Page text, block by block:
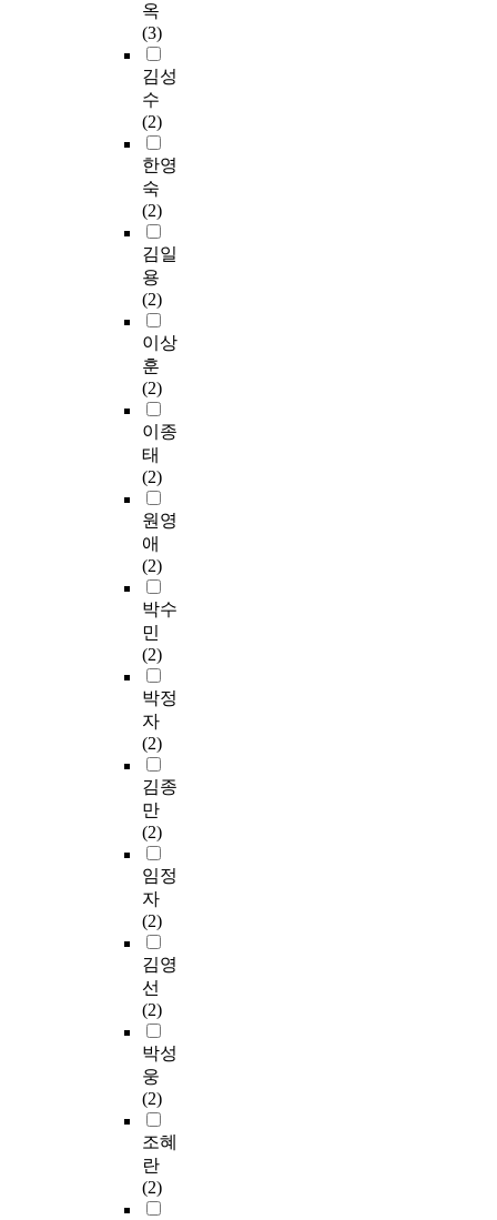
옥
(3)
김성
수
(2)
한영
숙
(2)
김일
용
(2)
이상
훈
(2)
이종
태
(2)
원영
애
(2)
박수
민
(2)
박정
자
(2)
김종
만
(2)
임정
자
(2)
김영
선
(2)
박성
웅
(2)
조혜
란
(2)